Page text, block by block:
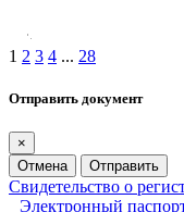
1 2 3 4 ... 28
Отправить документ
×
Отмена
Отправить
Свидетельство о
Электронный